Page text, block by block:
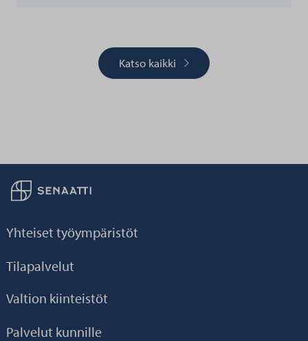
Katso kaikki
Palaa taikaisin etusivulle
Yhteiset työympäristöt
Tilapalvelut
Valtion kiinteistöt
Palvelut kunnille